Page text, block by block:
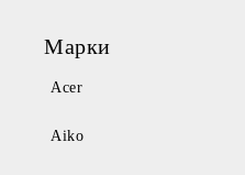
Марки
Acer
Aiko